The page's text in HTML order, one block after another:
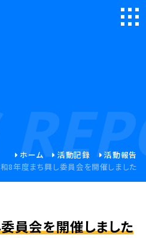
ホーム 活動記録
活動報告
8年度まち興し委員会を開催しました
員会を開催しました